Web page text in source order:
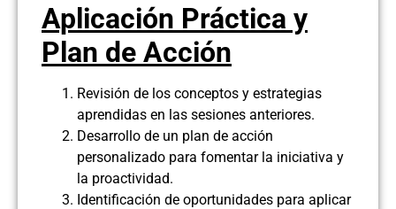
Aplicación Práctica y
Plan de Acción
Revisión de los conceptos y estrategias
aprendidas en las sesiones anteriores.
Desarrollo de un plan de acción
personalizado para fomentar la iniciativa y
la proactividad.
Identificación de oportunidades para aplicar